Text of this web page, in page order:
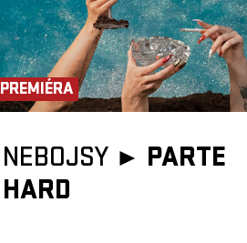
PREMIÉRA
NEBOJSY ► PARTE
HARD